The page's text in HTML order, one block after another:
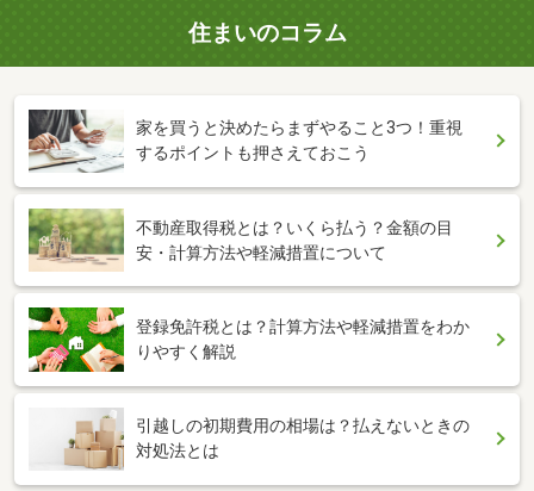
住まいのコラム
家を買うと決めたらまずやること3つ！重視
するポイントも押さえておこう
不動産取得税とは？いくら払う？金額の目
安・計算方法や軽減措置について
登録免許税とは？計算方法や軽減措置をわか
りやすく解説
引越しの初期費用の相場は？払えないときの
対処法とは